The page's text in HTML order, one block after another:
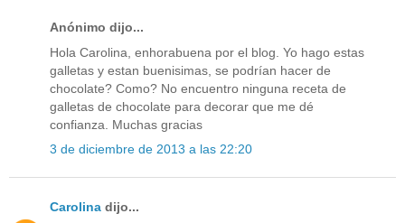
Anónimo dijo...
Hola Carolina, enhorabuena por el blog. Yo hago estas
galletas y estan buenisimas, se podrían hacer de
chocolate? Como? No encuentro ninguna receta de
galletas de chocolate para decorar que me dé
confianza. Muchas gracias
3 de diciembre de 2013 a las 22:20
Carolina dijo...